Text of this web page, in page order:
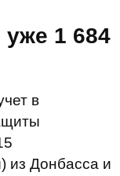
1 684
в
из Донбасса и